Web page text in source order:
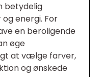
betydelig
energi. For
en beroligende
øge
at vælge farver,
og ønskede